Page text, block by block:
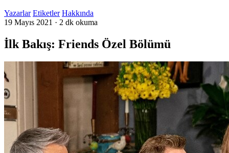
Yazarlar Etiketler Hakkında
19 Mayıs 2021 · 2 dk okuma
İlk Bakış: Friends Özel Bölümü